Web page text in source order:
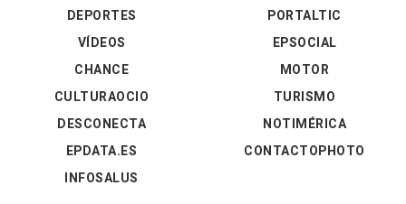
DEPORTES
VÍDEOS
PORTALTIC
EPSOCIAL
CHANCE
CULTURAOCIO
DESCONECTA
EPDATA.ES
INFOSALUS
MOTOR
TURISMO
NOTIMÉRICA
CONTACTOPHOTO